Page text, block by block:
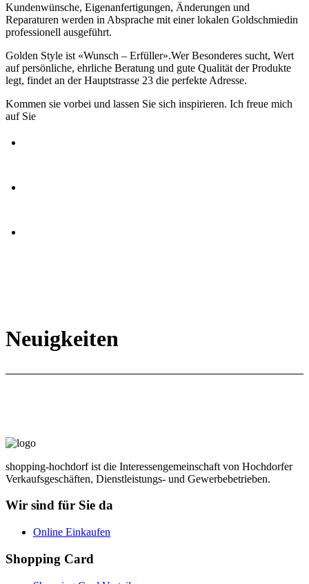
Kundenwünsche, Eigenanfertigungen, Änderungen und
Reparaturen werden in Absprache mit einer lokalen Goldschmiedin
professionell ausgeführt.
Golden Style ist «Wunsch – Erfüller».Wer Besonderes sucht, Wert
auf persönliche, ehrliche Beratung und gute Qualität der Produkte
legt, findet an der Hauptstrasse 23 die perfekte Adresse.
Kommen sie vorbei und lassen Sie sich inspirieren. Ich freue mich
auf Sie
Neuigkeiten
shopping-hochdorf ist die Interessengemeinschaft von Hochdorfer
Verkaufsgeschäften, Dienstleistungs- und Gewerbebetrieben.
Wir sind für Sie da
Online Einkaufen
Shopping Card